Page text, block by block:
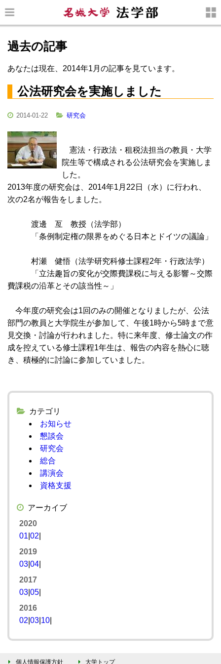
過去の記事
あなたは現在、2014年1月の記事を見ています。
公法研究会を実施しました
2014-01-22 研究会
憲法・行政法・租税法担当の教員・大学
院生等で構成される公法研究会を実施しま
した。
2013年度の研究会は、2014年1月22日（水）に行われ、
次の2名が報告をしました。
渡邊 亙 教授（法学部）
「条例制定権の限界をめぐる日本とドイツの議論」
村瀬 健悟（法学研究科修士課程2年・行政法学）
「立法趣旨の変化が交際費課税に与える影響～交際
費課税の沿革とその該当性～」
今年度の研究会は1回のみの開催となりましたが、公法
部門の教員と大学院生が参加して、午後1時から5時まで意
見交換・討論が行われました。特に来年度、修士論文の作
成を控えている修士課程1年生は、報告の内容を熱心に聴
き、積極的に討論に参加していました。
カテゴリ
お知らせ
懇談会
研究会
総合
講演会
資格支援
アーカイブ
2020
01 02
2019
03 04
2017
03 05
2016
02 03 10
個人情報保護方針 大学トップ